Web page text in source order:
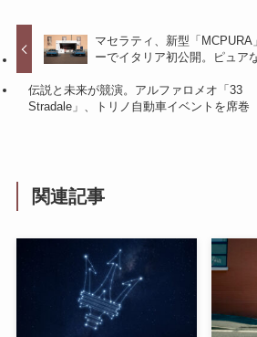
マセラティ、新型「MCPURA
ーでイタリア初公開。ピュア
伝説と未来が競演。アルファロメオ「33
Stradale」、トリノ自動車イベントを席巻
関連記事